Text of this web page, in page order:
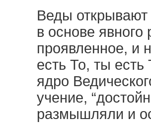
Веды открывают
в основе
проявленное, и
есть То, ты есть
ядро
учение,
размышляли и